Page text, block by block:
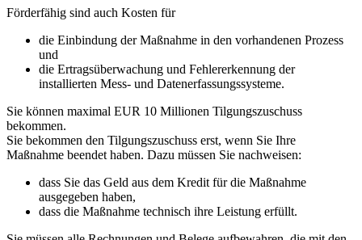
Förderfähig sind auch Kosten für
die Einbindung der Maßnahme in den vorhandenen Prozess
und
die Ertragsüberwachung und Fehlererkennung der
installierten Mess- und Datenerfassungssysteme.
Sie können maximal EUR 10 Millionen Tilgungszuschuss
bekommen.
Sie bekommen den Tilgungszuschuss erst, wenn Sie Ihre
Maßnahme beendet haben. Dazu müssen Sie nachweisen:
dass Sie das Geld aus dem Kredit für die Maßnahme
ausgegeben haben,
dass die Maßnahme technisch ihre Leistung erfüllt.